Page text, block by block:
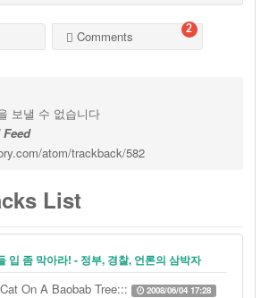
Comments 2
보낼 수 없습니다
Feed
atom/trackback/582
List
입 좀 막아라! - 정부, 경찰, 언론의 삼박자
On A Baobab Tree::: 2008/06/04 17:28